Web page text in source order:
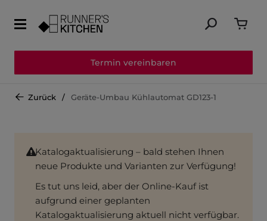
Termin vereinbaren
Zurück Geräte-Umbau Kühlautomat GD123-1
Katalogaktualisierung – bald stehen Ihnen
neue Produkte und Varianten zur Verfügung!
Es tut uns leid, aber der Online-Kauf ist
aufgrund einer geplanten
Katalogaktualisierung aktuell nicht verfügbar.